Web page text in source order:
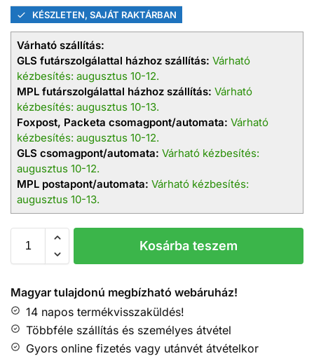
KÉSZLETEN, SAJÁT RAKTÁRBAN
Várható szállítás:
GLS futárszolgálattal házhoz szállítás: Várható
kézbesítés: augusztus 10-12.
MPL futárszolgálattal házhoz szállítás: Várható
kézbesítés: augusztus 10-13.
Foxpost, Packeta csomagpont/automata: Várható
kézbesítés: augusztus 10-12.
GLS csomagpont/automata: Várható kézbesítés:
augusztus 10-12.
MPL postapont/automata: Várható kézbesítés:
augusztus 10-13.
Kosárba teszem
Magyar tulajdonú megbízható webáruház!
14 napos termékvisszaküldés!
Többféle szállítás és személyes átvétel
Gyors online fizetés vagy utánvét átvételkor